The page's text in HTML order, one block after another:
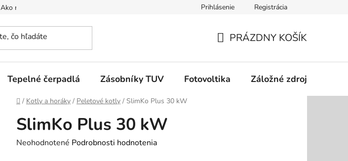
Ako nakupovať Podmienky ochrany osobných údajov
Prihlásenie Registrácia
KOŠÍK
PRÁZDNY KOŠÍK
Tepelné čerpadlá Zásobníky TUV Fotovoltika Záložné zdroje
Domov
/ Kotly a horáky / Peletové kotly / SlimKo Plus 30 kW
SlimKo Plus 30 kW
Priemerné
Neohodnotené Podrobnosti hodnotenia